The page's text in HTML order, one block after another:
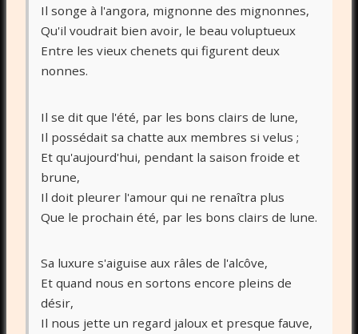
Il songe à l'angora, mignonne des mignonnes,
Qu'il voudrait bien avoir, le beau voluptueux
Entre les vieux chenets qui figurent deux
nonnes.
Il se dit que l'été, par les bons clairs de lune,
Il possédait sa chatte aux membres si velus ;
Et qu'aujourd'hui, pendant la saison froide et
brune,
Il doit pleurer l'amour qui ne renaîtra plus
Que le prochain été, par les bons clairs de lune.
Sa luxure s'aiguise aux râles de l'alcôve,
Et quand nous en sortons encore pleins de
désir,
Il nous jette un regard jaloux et presque fauve,